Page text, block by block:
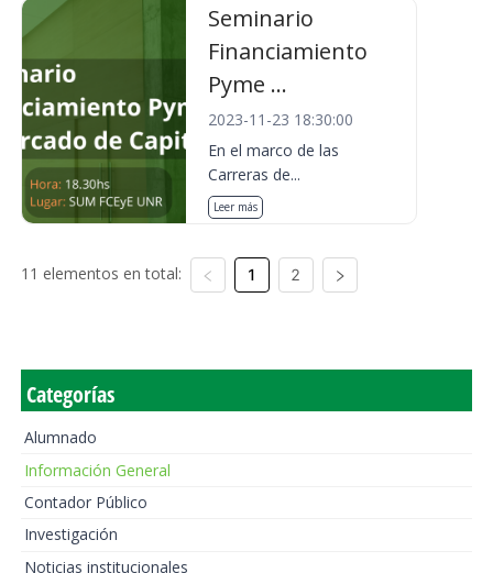
Seminario
Financiamiento
Pyme ...
2023-11-23 18:30:00
En el marco de las
Carreras de...
Leer más
11 elementos en total: 1 2
Categorías
Alumnado
Información General
Contador Público
Investigación
Noticias institucionales